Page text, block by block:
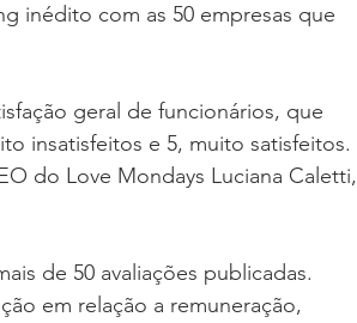
inédito com as 50 empresas que
geral de funcionários, que
insatisfeitos e 5, muito satisfeitos.
do Love Mondays Luciana Caletti,
de 50 avaliações publicadas.
em relação a remuneração,